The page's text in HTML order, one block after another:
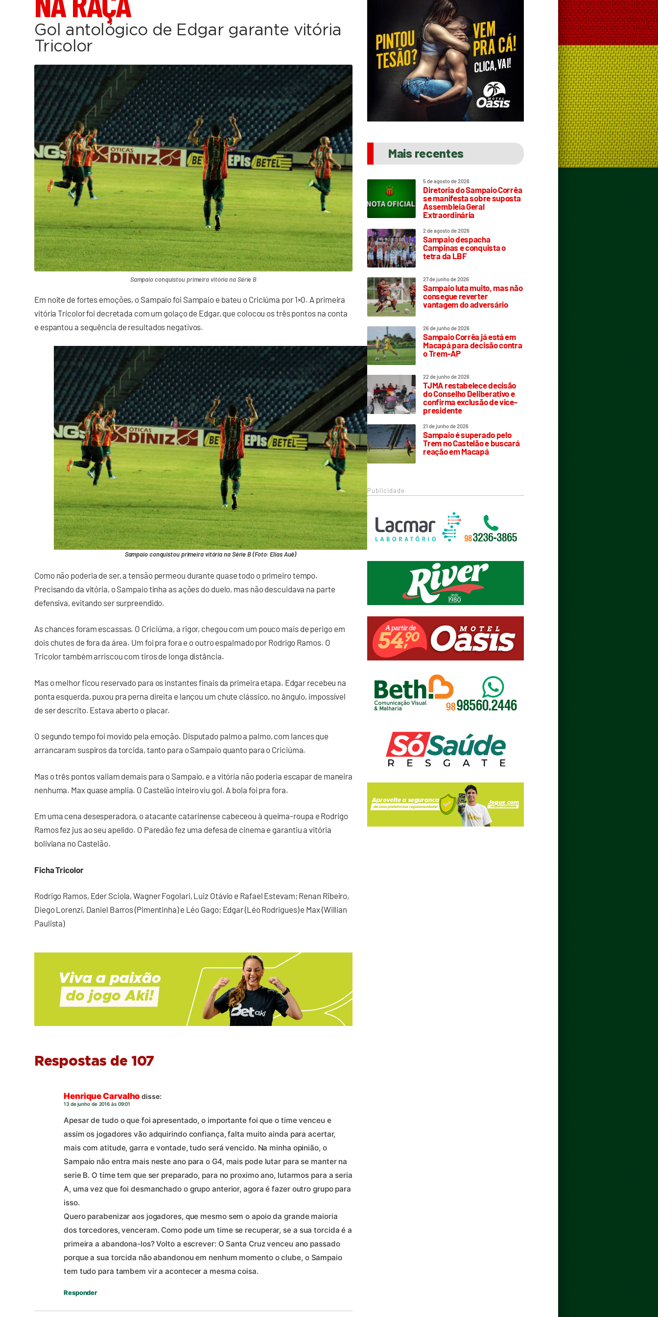
Gol antológico de Edgar garante vitória
Tricolor
Sampaio conquistou primeira vitória na Série B
Em noite de fortes emoções, o Sampaio foi Sampaio e bateu o Criciúma por 1×0. A primeira
vitória Tricolor foi decretada com um golaço de Edgar, que colocou os três pontos na conta
e espantou a sequência de resultados negativos.
Sampaio conquistou primeira vitória na Série B (Foto: Elias Auê)
Como não poderia de ser, a tensão permeou durante quase todo o primeiro tempo.
Precisando da vitória, o Sampaio tinha as ações do duelo, mas não descuidava na parte
defensiva, evitando ser surpreendido.
As chances foram escassas. O Criciúma, a rigor, chegou com um pouco mais de perigo em
dois chutes de fora da área. Um foi pra fora e o outro espalmado por Rodrigo Ramos. O
Tricolor também arriscou com tiros de longa distância.
Mas o melhor ficou reservado para os instantes finais da primeira etapa. Edgar recebeu na
ponta esquerda, puxou pra perna direita e lançou um chute clássico, no ângulo, impossível
de ser descrito. Estava aberto o placar.
O segundo tempo foi movido pela emoção. Disputado palmo a palmo, com lances que
arrancaram suspiros da torcida, tanto para o Sampaio quanto para o Criciúma.
Mas o três pontos valiam demais para o Sampaio, e a vitória não poderia escapar de maneira
nenhuma. Max quase amplia. O Castelão inteiro viu gol. A bola foi pra fora.
Em uma cena desesperadora, o atacante catarinense cabeceou à queima-roupa e Rodrigo
Ramos fez jus ao seu apelido. O Paredão fez uma defesa de cinema e garantiu a vitória
boliviana no Castelão.
Ficha Tricolor
Rodrigo Ramos, Eder Sciola, Wagner Fogolari, Luiz Otávio e Rafael Estevam; Renan Ribeiro,
Diego Lorenzi, Daniel Barros (Pimentinha) e Léo Gago; Edgar (Léo Rodrigues) e Max (Willian
Paulista)
Respostas de 107
Henrique Carvalho disse:
13 de junho de 2016 às 09:01
Apesar de tudo o que foi apresentado, o importante foi que o time venceu e
assim os jogadores vão adquirindo confiança, falta muito ainda para acertar,
mais com atitude, garra e vontade, tudo será vencido. Na minha opinião, o
Sampaio não entra mais neste ano para o G4, mais pode lutar para se manter na
serie B. O time tem que ser preparado, para no proximo ano, lutarmos para a seria
A, uma vez que foi desmanchado o grupo anterior, agora é fazer outro grupo para
isso.
Quero parabenizar aos jogadores, que mesmo sem o apoio da grande maioria
dos torcedores, venceram. Como pode um time se recuperar, se a sua torcida é a
primeira a abandona-los? Volto a escrever: O Santa Cruz venceu ano passado
porque a sua torcida não abandonou em nenhum momento o clube, o Sampaio
tem tudo para tambem vir a acontecer a mesma coisa.
Responder
Mais recentes
5 de agosto de 2026
Diretoria do Sampaio Corrêa
se manifesta sobre suposta
Assembleia Geral
Extraordinária
2 de agosto de 2026
Sampaio despacha
Campinas e conquista o
tetra da LBF
27 de junho de 2026
Sampaio luta muito, mas não
consegue reverter
vantagem do adversário
26 de junho de 2026
Sampaio Corrêa já está em
Macapá para decisão contra
o Trem-AP
22 de junho de 2026
TJMA restabelece decisão
do Conselho Deliberativo e
confirma exclusão de vice-
presidente
21 de junho de 2026
Sampaio é superado pelo
Trem no Castelão e buscará
reação em Macapá
Publicidade